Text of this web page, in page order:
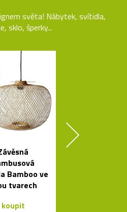
světa! Nábytek, svítidla,
sklo, šperky...
Bamboo ve
tvarech
koupit